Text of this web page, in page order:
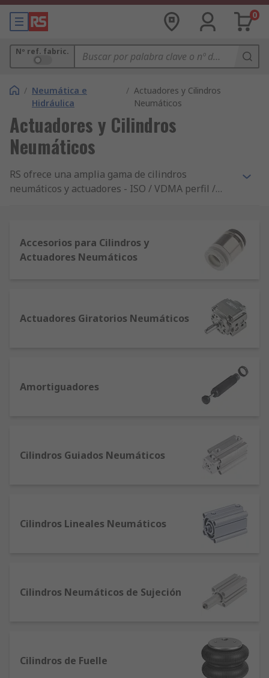
0
Nº ref. fabric.
/ Neumática e
Hidráulica
/ Actuadores y Cilindros
Neumáticos
Actuadores y Cilindros
Neumáticos
RS ofrece una amplia gama de cilindros
neumáticos y actuadores - ISO / VDMA perfil /
encontrará pinzas para recoger y colocar fuelles
de aire, y los amortiguadores.
Accesorios para Cilindros y
Actuadores Neumáticos
Actuadores Giratorios Neumáticos
Amortiguadores
Cilindros Guiados Neumáticos
Cilindros Lineales Neumáticos
Cilindros Neumáticos de Sujeción
Cilindros de Fuelle